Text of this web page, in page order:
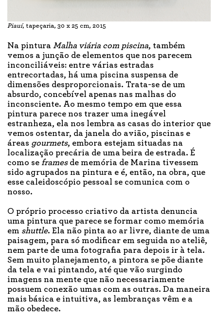
Piauí, tapeçaria, 30 x 25 cm, 2015
Na pintura Malha viária com piscina, também
vemos a junção de elementos que nos parecem
inconciliáveis: entre várias estradas
entrecortadas, há uma piscina suspensa de
dimensões desproporcionais. Trata-se de um
absurdo, concebível apenas nas malhas do
inconsciente. Ao mesmo tempo em que essa
pintura parece nos trazer uma inegável
estranheza, ela nos lembra as casas do interior que
vemos ostentar, da janela do avião, piscinas e
áreas gourmets, embora estejam situadas na
localização precária de uma beira de estrada. É
como se framesde memória de Marina tivessem
sido agrupados na pintura e é, então, na obra, que
esse caleidoscópio pessoal se comunica com o
nosso.
O próprio processo criativo da artista denuncia
uma pintura que parece se formar como memória
em shuttle. Ela não pinta ao ar livre, diante de uma
paisagem, para só modificar em seguida no ateliê,
nem parte de uma fotografia para depois ir à tela.
Sem muito planejamento, a pintora se põe diante
da tela e vai pintando, até que vão surgindo
imagens na mente que não necessariamente
possuem conexão umas com as outras. Da maneira
mais básica e intuitiva, as lembranças vêm e a
mão obedece.